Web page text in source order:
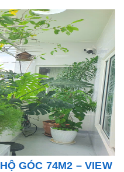
GÓC 74M2 – VIEW